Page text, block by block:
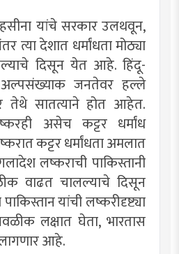
यांचे सरकार उलथवून,
त्या देशात धर्मांधता मोठ्या
दिसून येत आहे. हिंदू-
जनतेवर हल्ले
तेथे सातत्याने होत आहेत.
असेच कट्टर धर्मांध
कट्टर धर्मांधता अमलात
लष्कराची पाकिस्तानी
वाढत चालल्याचे दिसून
यांची लष्करीदृष्ट्या
लक्षात घेता, भारतास
आहे.